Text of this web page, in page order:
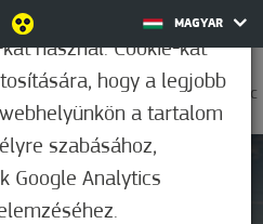
MAGYAR
0
22,2°C
használ. Cookie-kat
hogy a legjobb
a tartalom
szabásához,
Google Analytics